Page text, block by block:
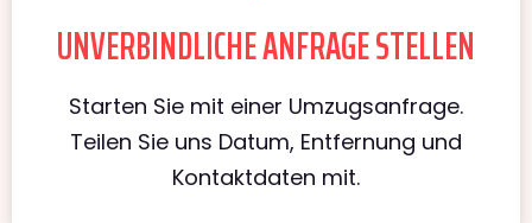
UNVERBINDLICHE ANFRAGE STELLEN
Starten Sie mit einer Umzugsanfrage.
Teilen Sie uns Datum, Entfernung und
Kontaktdaten mit.